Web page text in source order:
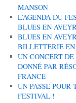
MANSON
L’AGENDA DU
BLUES EN
BLUES EN
BILLETTERIE
UN CONCERT
DONNÉ PAR
FRANCE
UN PASSE POUR
FESTIVAL !